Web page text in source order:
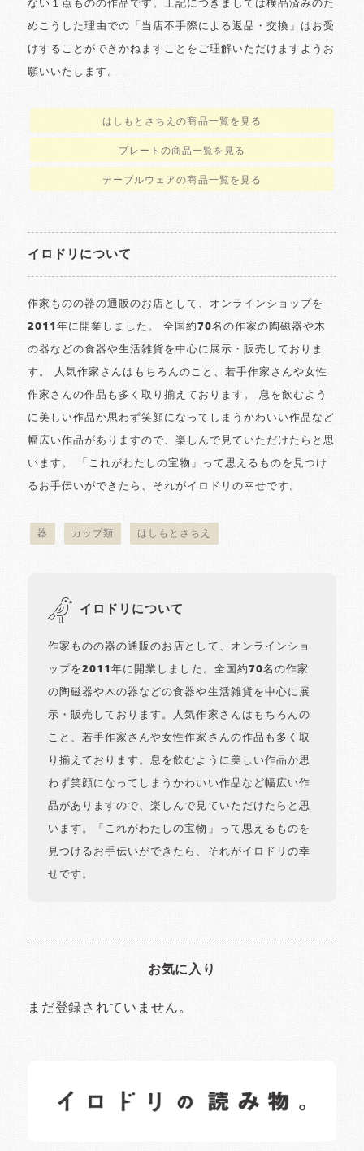
ない１点ものの作品です。上記につきましては検品済みのた
めこうした理由での「当店不手際による返品・交換」はお受
けすることができかねますことをご理解いただけますようお
願いいたします。
はしもとさちえの商品一覧を見る
プレートの商品一覧を見る
テーブルウェアの商品一覧を見る
イロドリについて
作家ものの器の通販のお店として、オンラインショップを
2011年に開業しました。 全国約70名の作家の陶磁器や木
の器などの食器や生活雑貨を中心に展示・販売しておりま
す。 人気作家さんはもちろんのこと、若手作家さんや女性
作家さんの作品も多く取り揃えております。 息を飲むよう
に美しい作品か思わず笑顔になってしまうかわいい作品など
幅広い作品がありますので、楽しんで見ていただけたらと思
います。 「これがわたしの宝物」って思えるものを見つけ
るお手伝いができたら、それがイロドリの幸せです。
器 カップ類 はしもとさちえ
イロドリについて
作家ものの器の通販のお店として、オンラインショ
ップを2011年に開業しました。全国約70名の作家
の陶磁器や木の器などの食器や生活雑貨を中心に展
示・販売しております。人気作家さんはもちろんの
こと、若手作家さんや女性作家さんの作品も多く取
り揃えております。息を飲むように美しい作品か思
わず笑顔になってしまうかわいい作品など幅広い作
品がありますので、楽しんで見ていただけたらと思
います。「これがわたしの宝物」って思えるものを
見つけるお手伝いができたら、それがイロドリの幸
せです。
お気に入り
まだ登録されていません。
日常の様子など随時更新中です。